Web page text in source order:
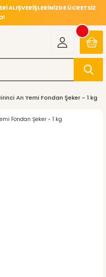
ALIŞVERİŞLERİNİZDE ÜCRETSİZ
Arı Yemi Fondan Şeker - 1 kg